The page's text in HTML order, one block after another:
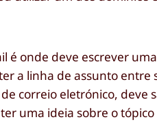
é onde deve escrever
a linha de assunto
correio eletrónico,
uma ideia sobre o